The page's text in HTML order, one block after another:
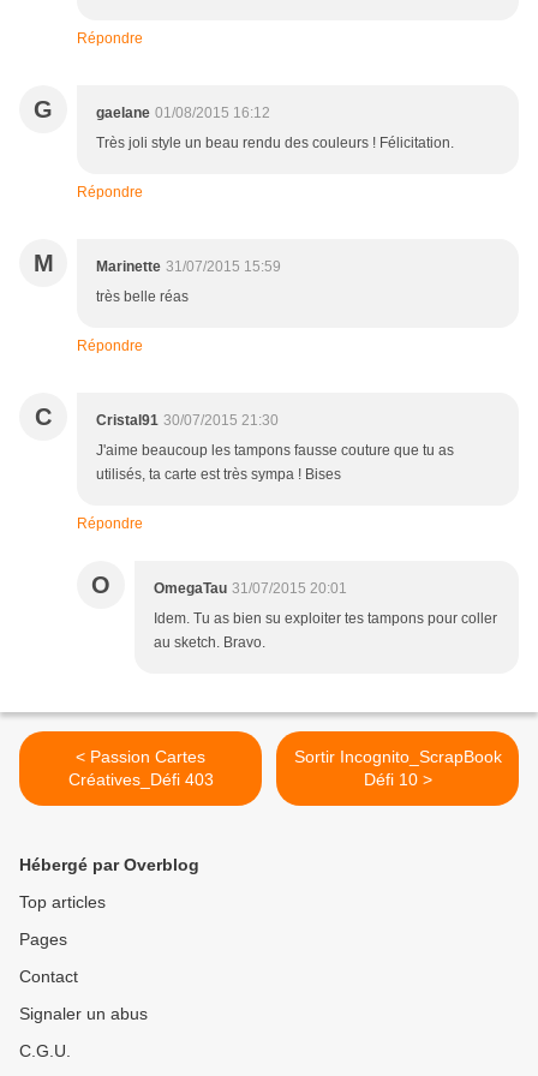
Répondre
G gaelane 01/08/2015 16:12
Très joli style un beau rendu des couleurs ! Félicitation.
Répondre
M Marinette 31/07/2015 15:59
très belle réas
Répondre
C Cristal91 30/07/2015 21:30
J'aime beaucoup les tampons fausse couture que tu as
utilisés, ta carte est très sympa ! Bises
Répondre
O OmegaTau 31/07/2015 20:01
Idem. Tu as bien su exploiter tes tampons pour coller
au sketch. Bravo.
< Passion Cartes
Créatives_Défi 403
Sortir Incognito_ScrapBook
Défi 10 >
Hébergé par Overblog
Top articles
Pages
Contact
Signaler un abus
C.G.U.